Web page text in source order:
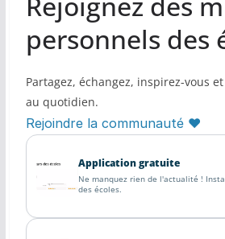
personnels des
Partagez, échangez, inspirez-vous
au quotidien.
Rejoindre la communauté ♥
Application gratuite
Ne manquez rien de l'actualité !
des écoles.